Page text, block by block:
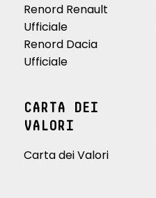
Renord Renault
Ufficiale
Renord Dacia
Ufficiale
CARTA DEI
VALORI
Carta dei Valori